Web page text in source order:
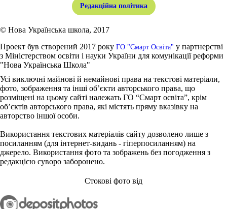
Редакційна політика
© Нова Українська школа, 2017
Проект був створений 2017 року ГО "Смарт Освіта" у партнерстві
з Міністерством освіти і науки України для комунікації реформи
"Нова Українська Школа"
Усі виключні майнові й немайнові права на текстові матеріали,
фото, зображення та інші об’єкти авторського права, що
розміщені на цьому сайті належать ГО “Смарт освіта”, крім
об’єктів авторського права, які містять пряму вказівку на
авторство іншої особи.
Використання текстових матеріалів сайту дозволено лише з
посиланням (для інтернет-видань - гіперпосиланням) на
джерело. Використання фото та зображень без погодження з
редакцією суворо заборонено.
Стокові фото від